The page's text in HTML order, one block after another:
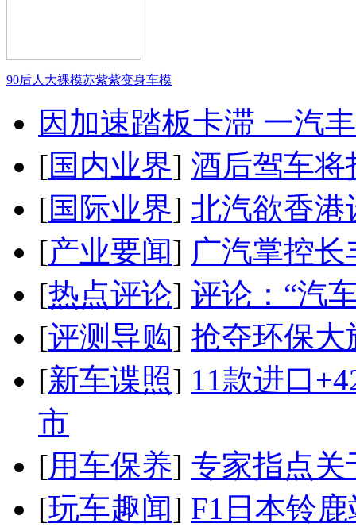
90后人大裸模苏紫紫变身车模
因加速踏板卡滞 一汽
[国内业界] 酒后驾车将
[国际业界] 北汽欲香港
[产业要闻] 广汽掌控
[热点评论] 评论：“汽
[评测导购] 抢夺环保大
[新车谍照] 11款进口
市
[用车保养] 专家指点关
[玩车趣闻] F1日本铃